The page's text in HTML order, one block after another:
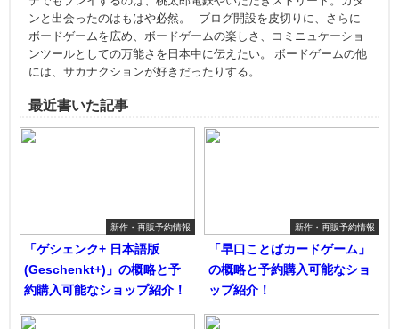
ンと出会ったのはもはや必然。 ブログ開設を皮切りに、さらに
ボードゲームを広め、ボードゲームの楽しさ、コミニュケーショ
ンツールとしての万能さを日本中に伝えたい。 ボードゲームの他
には、サカナクションが好きだったりする。
最近書いた記事
新作・再販予約情報
「ゲシェンク+ 日本語版
(Geschenkt+)」の概略と予
約購入可能なショップ紹介！
新作・再販予約情報
「早口ことばカードゲーム」
の概略と予約購入可能なショ
ップ紹介！